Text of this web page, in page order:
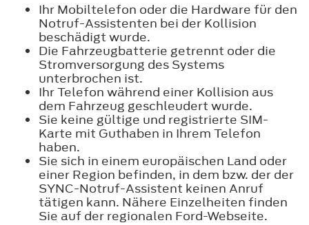
Ihr Mobiltelefon oder die Hardware für den
Notruf-Assistenten bei der Kollision
beschädigt wurde.
Die Fahrzeugbatterie getrennt oder die
Stromversorgung des Systems
unterbrochen ist.
Ihr Telefon während einer Kollision aus
dem Fahrzeug geschleudert wurde.
Sie keine gültige und registrierte SIM-
Karte mit Guthaben in Ihrem Telefon
haben.
Sie sich in einem europäischen Land oder
einer Region befinden, in dem bzw. der der
SYNC-Notruf-Assistent keinen Anruf
tätigen kann. Nähere Einzelheiten finden
Sie auf der regionalen Ford-Webseite.